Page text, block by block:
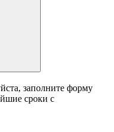
заполните форму
сроки с